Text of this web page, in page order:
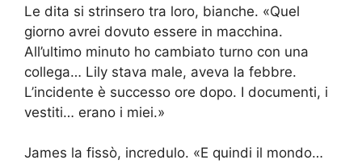
Le dita si strinsero tra loro, bianche. «Quel
giorno avrei dovuto essere in macchina.
All’ultimo minuto ho cambiato turno con una
collega… Lily stava male, aveva la febbre.
L’incidente è successo ore dopo. I documenti, i
vestiti… erano i miei.»
James la fissò, incredulo. «E quindi il mondo…